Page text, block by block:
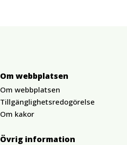
Om webbplatsen
Om webbplatsen
Tillgänglighetsredogörelse
Om kakor
Övrig information